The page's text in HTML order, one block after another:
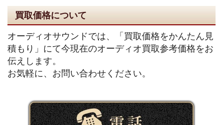
買取価格について
オーディオサウンドでは、「買取価格をかんたん見
積もり」にて今現在のオーディオ買取参考価格をお
伝えします。
お気軽に、お問い合わせください。